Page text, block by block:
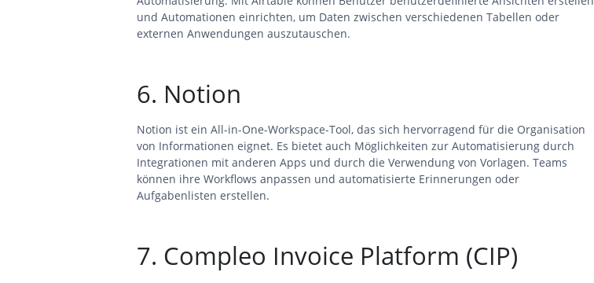
und Automationen einrichten, um Daten zwischen verschiedenen Tabellen oder
externen Anwendungen auszutauschen.
6. Notion
Notion ist ein All-in-One-Workspace-Tool, das sich hervorragend für die Organisation
von Informationen eignet. Es bietet auch Möglichkeiten zur Automatisierung durch
Integrationen mit anderen Apps und durch die Verwendung von Vorlagen. Teams
können ihre Workflows anpassen und automatisierte Erinnerungen oder
Aufgabenlisten erstellen.
7. Compleo Invoice Platform (CIP)